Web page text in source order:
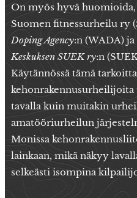
On myös hyvä
Suomen fitnessurheilu ry
Doping Agency:n (WADA) ja
Keskuksen SUEK ry:n
Käytännössä tämä
kehonrakennusurheilijoita
tavalla kuin muitakin
amatööriurheilun
Monissa
lainkaan, mikä näkyy
selkeästi isompina